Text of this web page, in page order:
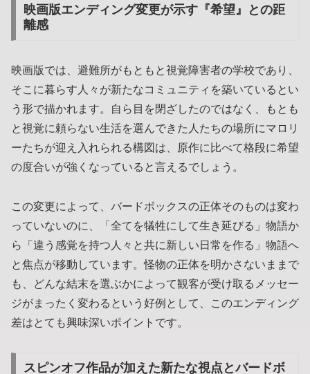
映画版エンディング変更が示す『希望』との距
離感
映画版では、避難所がもともと視覚障害者の学校であり、
そこに暮らす人々が新たなコミュニティを築いているとい
う形で描かれます。自ら目を閉ざしたのではなく、もとも
と視覚に頼らない生活を選んできた人たちの場所にマロリ
ーたちが迎え入れられる構図は、原作に比べて格段に希望
の度合いが強くなっていると言えるでしょう。
この変更によって、バードボックスの正体そのものは変わ
っていないのに、「全てを犠牲にして生き延びる」物語か
ら「違う感覚を持つ人々と共に新しい日常を作る」物語へ
と焦点が移動しています。怪物の正体を明かさないままで
も、どんな結末を選ぶかによって観客が受け取るメッセー
ジがまったく変わるという好例として、このエンディング
差はとても興味深いポイントです。
スピンオフ作品が加えた新たな視点とバードボ